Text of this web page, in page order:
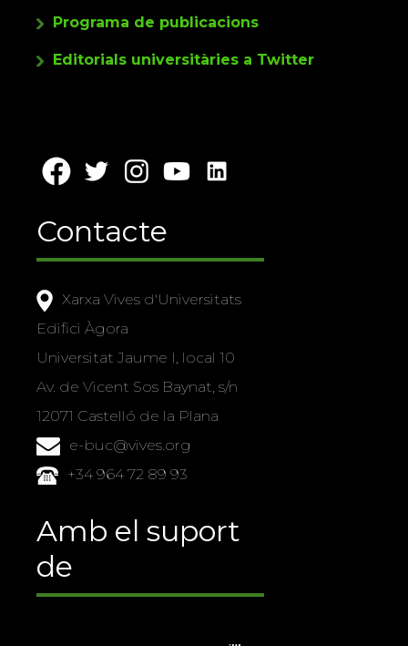
Programa de publicacions
Editorials universitàries a Twitter
Contacte
Xarxa Vives d'Universitats
Edifici Àgora
Universitat Jaume I, local 10
Av. de Vicent Sos Baynat, s/n
12071 Castelló de la Plana
e-buc@vives.org
+34 964 72 89 93
Amb el suport
de